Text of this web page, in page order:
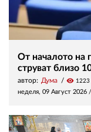
От началото на
струват близо
автор: Дума visibility 1223
неделя, 09 Август 2026 /